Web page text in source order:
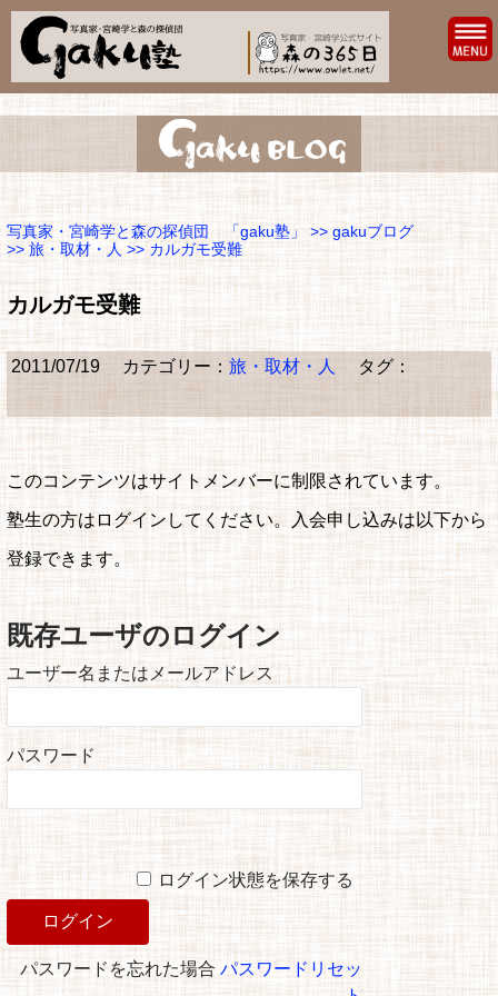
写真家・宮崎学と森の探偵団 「gaku塾」 >> gakuブログ
>> 旅・取材・人 >> カルガモ受難
カルガモ受難
2011/07/19 カテゴリー： 旅・取材・人 タグ：
このコンテンツはサイトメンバーに制限されています。
塾生の方はログインしてください。入会申し込みは以下から
登録できます。
既存ユーザのログイン
ユーザー名またはメールアドレス
パスワード
ログイン状態を保存する
パスワードを忘れた場合パスワードリセッ